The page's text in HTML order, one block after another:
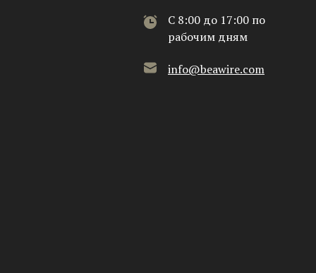
C 8:00 до 17:00 по
рабочим дням
info@beawire.com